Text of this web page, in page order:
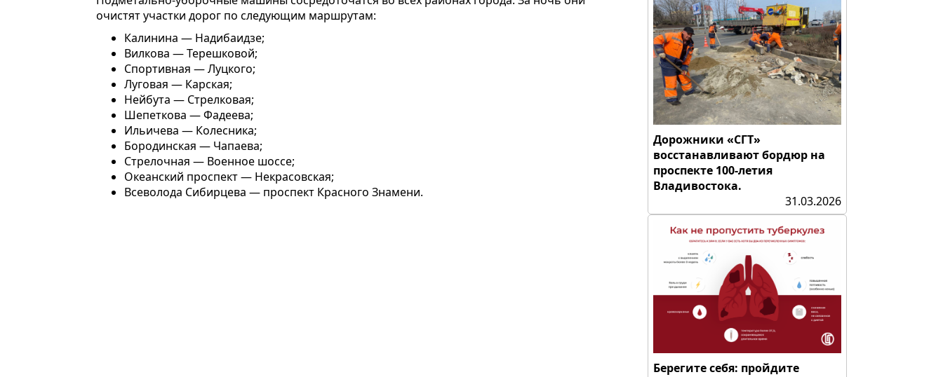
очистят участки дорог по следующим маршрутам:
Калинина — Надибаидзе;
Вилкова — Терешковой;
Спортивная — Луцкого;
Луговая — Карская;
Нейбута — Стрелковая;
Шепеткова — Фадеева;
Ильичева — Колесника;
Бородинская — Чапаева;
Стрелочная — Военное шоссе;
Океанский проспект — Некрасовская;
Всеволода Сибирцева — проспект Красного Знамени.
Дорожники «СГТ»
восстанавливают бордюр на
проспекте 100-летия
Владивостока.
31.03.2026
Берегите себя: пройдите